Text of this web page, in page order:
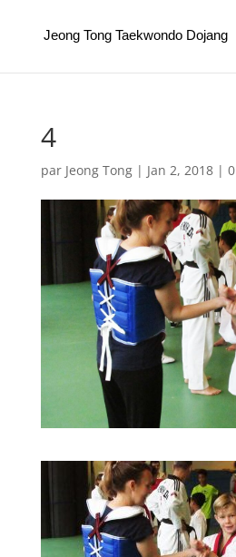
Jeong Tong Taekwondo Dojang
4
par Jeong Tong| Jan 2, 2018|